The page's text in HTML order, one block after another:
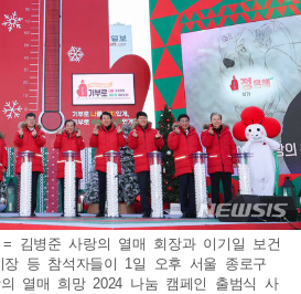
김병준 사랑의 열매 회장과 이기일 보건
장 등 참석자들이 1일 오후 서울 종로구
열매 희망 2024 나눔 캠페인 출범식 사